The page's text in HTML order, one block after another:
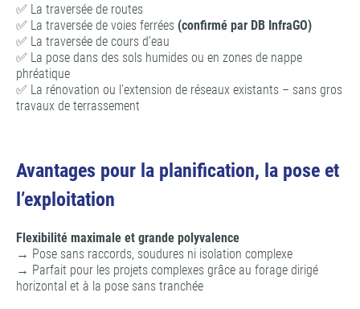
✅ La traversée de routes
✅ La traversée de voies ferrées (confirmé par DB InfraGO)
✅ La traversée de cours d’eau
✅ La pose dans des sols humides ou en zones de nappe
phréatique
✅ La rénovation ou l’extension de réseaux existants – sans gros
travaux de terrassement
Avantages pour la planification, la pose et
l’exploitation
Flexibilité maximale et grande polyvalence
→ Pose sans raccords, soudures ni isolation complexe
→ Parfait pour les projets complexes grâce au forage dirigé
horizontal et à la pose sans tranchée